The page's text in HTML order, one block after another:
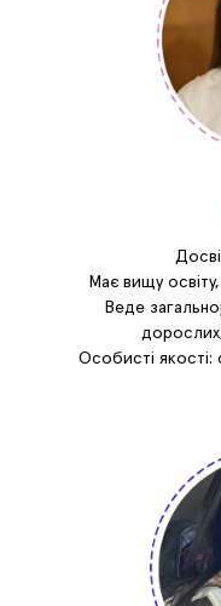
Має вищу
Веде
Особисті якості: